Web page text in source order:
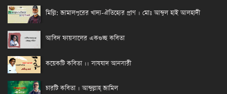
মিল্লি: জামালপুরের খাদ্য-ঐতিহ্যের প্রাণ । মোঃ আব্দুল হাই আলহাদী
আবিদ ফায়সালের একগুচ্ছ কবিতা
কয়েকটি কবিতা ।। সাযযাদ আনসারী
চারটি কবিতা । আব্দুল্লাহ্ জামিল